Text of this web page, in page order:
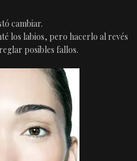
cambiar.
los labios, pero hacerlo al revés
posibles fallos.